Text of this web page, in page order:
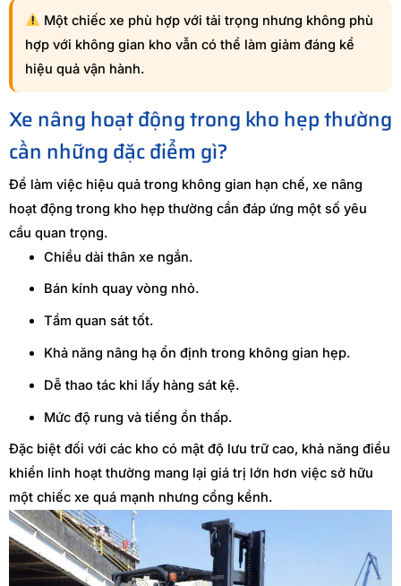
Một chiếc xe phù hợp với tải trọng nhưng không phù
hợp với không gian kho vẫn có thể làm giảm đáng kể
hiệu quả vận hành.
Xe nâng hoạt động trong kho hẹp thường
cần những đặc điểm gì?
Để làm việc hiệu quả trong không gian hạn chế, xe nâng
hoạt động trong kho hẹp thường cần đáp ứng một số yêu
cầu quan trọng.
Chiều dài thân xe ngắn.
Bán kính quay vòng nhỏ.
Tầm quan sát tốt.
Khả năng nâng hạ ổn định trong không gian hẹp.
Dễ thao tác khi lấy hàng sát kệ.
Mức độ rung và tiếng ồn thấp.
Đặc biệt đối với các kho có mật độ lưu trữ cao, khả năng điều
khiển linh hoạt thường mang lại giá trị lớn hơn việc sở hữu
một chiếc xe quá mạnh nhưng cồng kềnh.